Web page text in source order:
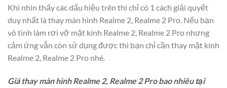
Khi nhìn thấy các dấu hiệu trên thì chỉ có 1 cách giải quyết
duy nhất là thay màn hình Realme 2, Realme 2 Pro. Nếu bạn
vô tình làm rơi vỡ mặt kính Realme 2, Realme 2 Pro nhưng
cảm ứng vẫn còn sử dụng được thì bạn chỉ cần thay mặt kính
Realme 2, Realme 2 Pro nhé.
Giá thay màn hình Realme 2, Realme 2 Pro bao nhiêu tại